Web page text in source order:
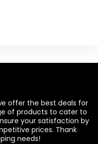
offer the best deals for
of products to cater to
your satisfaction by
prices. Thank
needs!